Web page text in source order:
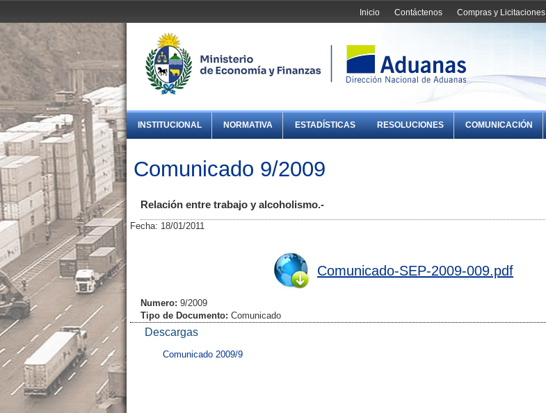
Compras y Licitaciones
Contáctenos
Inicio
INSTITUCIONAL NORMATIVA ESTADÍSTICAS RESOLUCIONES COMUNICACIÓN
Comunicado 9/2009
Relación entre trabajo y alcoholismo.-
Fecha: 18/01/2011
Comunicado-SEP-2009-009.pdf
Numero: 9/2009
Tipo de Documento: Comunicado
Descargas
Comunicado 2009/9